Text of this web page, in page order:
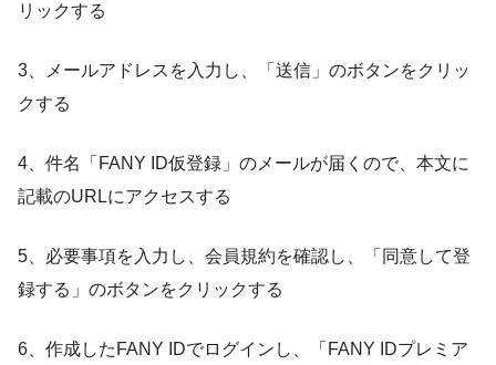
リックする
3、メールアドレスを入力し、「送信」のボタンをクリッ
クする
4、件名「 FANY
ID仮登録」のメールが届くので、本文に
記載のURLにアクセスする
5、必要事項を入力し、会員規約を確認し、「同意して登
録する」のボタンをクリックする
6、作成したFANY IDでログインし、「 FANY IDプレミア